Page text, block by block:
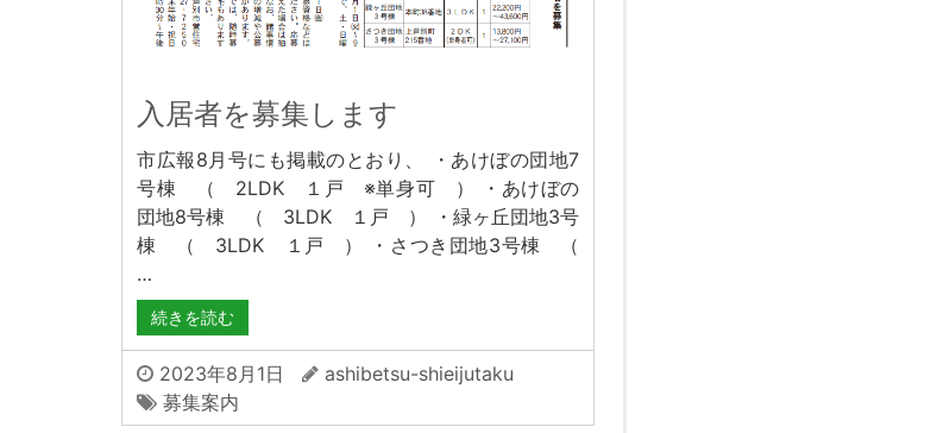
入居者を募集します
市広報8月号にも掲載のとおり、 ・あけぼの団地7
号棟 （ 2LDK １戸 ※単身可 ） ・あけぼの
団地8号棟 （ 3LDK １戸 ） ・緑ヶ丘団地3号
棟 （ 3LDK １戸 ） ・さつき団地3号棟 （
…
続きを読む
2023年8月1日
ashibetsu-shieijutaku
募集案内